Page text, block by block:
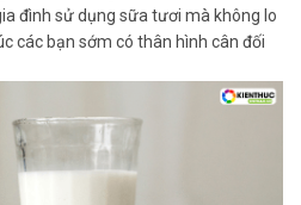
đình sử dụng sữa tươi mà không lo
các bạn sớm có thân hình cân đối